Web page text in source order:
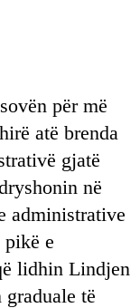
për më
atë brenda
gjatë
në
administrative
pikë e
lidhin Lindjen
të